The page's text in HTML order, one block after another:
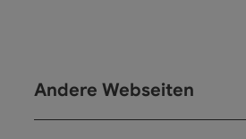
Andere Webseiten